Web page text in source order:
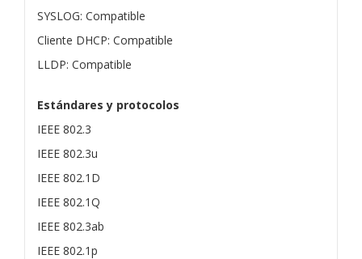
SYSLOG: Compatible
Cliente DHCP: Compatible
LLDP: Compatible
Estándares y protocolos
IEEE 802.3
IEEE 802.3u
IEEE 802.1D
IEEE 802.1Q
IEEE 802.3ab
IEEE 802.1p